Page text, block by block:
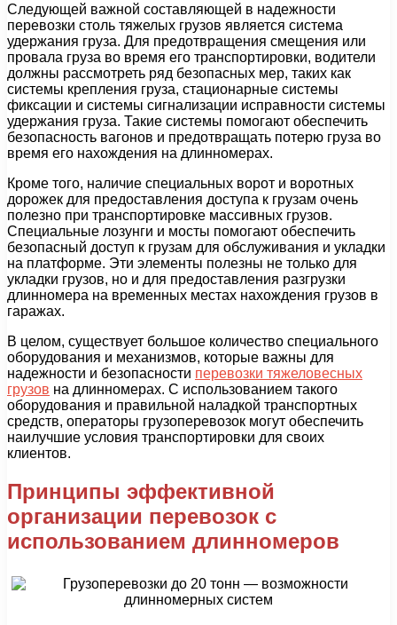
Следующей важной составляющей в надежности
перевозки столь тяжелых грузов является система
удержания груза. Для предотвращения смещения или
провала груза во время его транспортировки, водители
должны рассмотреть ряд безопасных мер, таких как
системы крепления груза, стационарные системы
фиксации и системы сигнализации исправности системы
удержания груза. Такие системы помогают обеспечить
безопасность вагонов и предотвращать потерю груза во
время его нахождения на длинномерах.
Кроме того, наличие специальных ворот и воротных
дорожек для предоставления доступа к грузам очень
полезно при транспортировке массивных грузов.
Специальные лозунги и мосты помогают обеспечить
безопасный доступ к грузам для обслуживания и укладки
на платформе. Эти элементы полезны не только для
укладки грузов, но и для предоставления разгрузки
длинномера на временных местах нахождения грузов в
гаражах.
В целом, существует большое количество специального
оборудования и механизмов, которые важны для
надежности и безопасности перевозки тяжеловесных
грузов на длинномерах. С использованием такого
оборудования и правильной наладкой транспортных
средств, операторы грузоперевозок могут обеспечить
наилучшие условия транспортировки для своих
клиентов.
Принципы эффективной
организации перевозок с
использованием длинномеров